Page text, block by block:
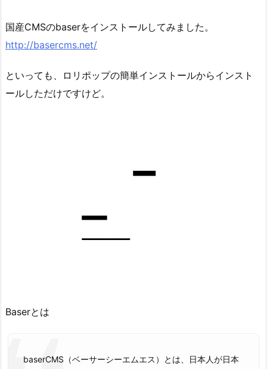
国産CMSのbaserをインストールしてみました。
http://basercms.net/
といっても、ロリポップの簡単インストールからインスト
ールしただけですけど。
Baserとは
baserCMS（ベーサーシーエムエス）とは、日本人が日本